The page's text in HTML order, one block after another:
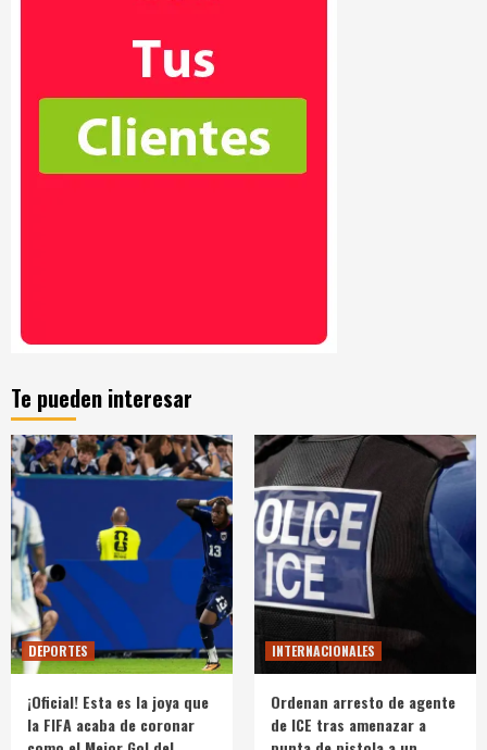
Te pueden interesar
DEPORTES
¡Oficial! Esta es la joya que
la FIFA acaba de coronar
INTERNACIONALES
Ordenan arresto de agente
de ICE tras amenazar a